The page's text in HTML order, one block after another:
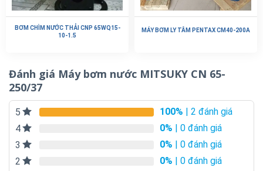
BƠM CHÌM NƯỚC THẢI CNP 65WQ15-
10-1.5
MÁY BƠM LY TÂM PENTAX CM40-200A
Đánh giá Máy bơm nước MITSUKY CN 65-
250/37
5 100% | 2 đánh giá
4
0% | 0 đánh giá
3
0% | 0 đánh giá
2
0% | 0 đánh giá